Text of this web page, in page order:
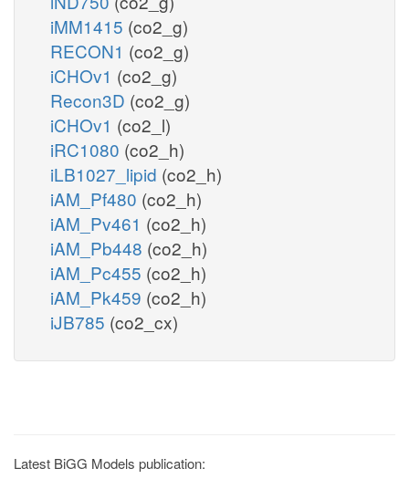
iMM1415 (co2_g)
RECON1 (co2_g)
iCHOv1 (co2_g)
Recon3D (co2_g)
iCHOv1 (co2_l)
iRC1080 (co2_h)
iLB1027_lipid (co2_h)
iAM_Pf480 (co2_h)
iAM_Pv461 (co2_h)
iAM_Pb448 (co2_h)
iAM_Pc455 (co2_h)
iAM_Pk459 (co2_h)
iJB785 (co2_cx)
Latest BiGG Models publication: